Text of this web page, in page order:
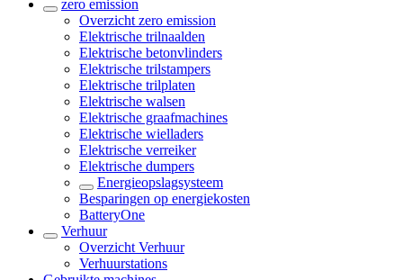
zero emission
Overzicht zero emission
Elektrische trilnaalden
Elektrische betonvlinders
Elektrische trilstampers
Elektrische trilplaten
Elektrische walsen
Elektrische graafmachines
Elektrische wielladers
Elektrische verreiker
Elektrische dumpers
Energieopslagsysteem
Besparingen op energiekosten
BatteryOne
Verhuur
Overzicht Verhuur
Verhuurstations